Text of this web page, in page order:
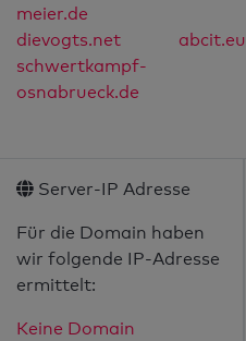
meier.de
dievogts.net abcit.eu
schwertkampf-
osnabrueck.de
Server-IP Adresse
Für die Domain haben
wir folgende IP-Adresse
ermittelt:
Keine Domain